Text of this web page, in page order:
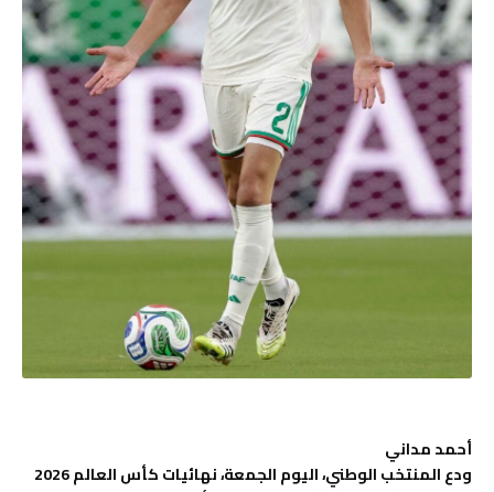
أحمد مداني
ودع المنتخب الوطني، اليوم الجمعة، نهائيات كأس العالم 2026